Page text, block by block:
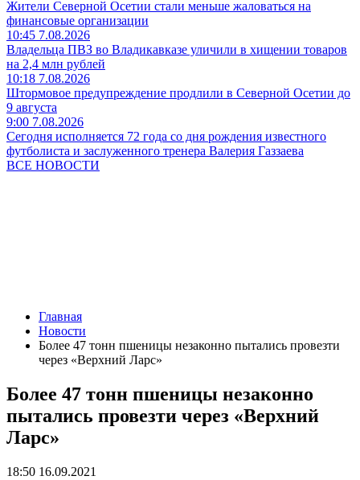
Жители Северной Осетии стали меньше жаловаться на
финансовые организации
10:45 7.08.2026
Владельца ПВЗ во Владикавказе уличили в хищении товаров
на 2,4 млн рублей
10:18 7.08.2026
Штормовое предупреждение продлили в Северной Осетии до
9 августа
9:00 7.08.2026
Сегодня исполняется 72 года со дня рождения известного
футболиста и заслуженного тренера Валерия Газзаева
ВСЕ НОВОСТИ
Главная
Новости
Более 47 тонн пшеницы незаконно пытались провезти
через «Верхний Ларс»
Более 47 тонн пшеницы незаконно
пытались провезти через «Верхний
Ларс»
18:50 16.09.2021